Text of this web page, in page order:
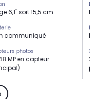
6,1" soit 15,5 cm
communiqué
photos
MP en capteur
RAM
communiqué
2